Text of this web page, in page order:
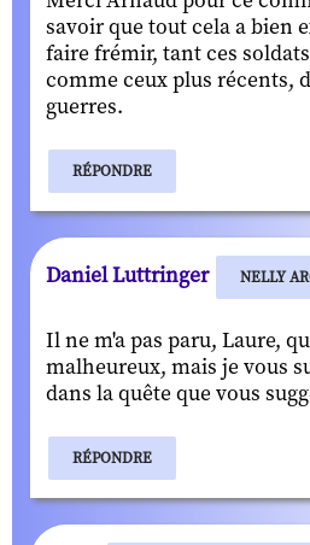
savoir que tout cela a bien
faire frémir, tant ces
comme ceux plus récents,
guerres.
RÉPONDRE
Daniel Luttringer NELLY
Il ne m'a pas paru, Laure,
malheureux, mais je vous
dans la quête que vous
RÉPONDRE